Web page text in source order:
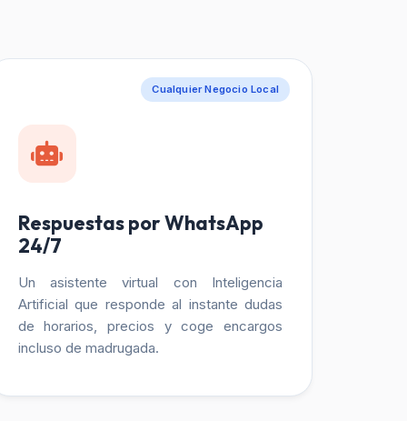
Cualquier Negocio Local
Respuestas por WhatsApp
24/7
Un asistente virtual con Inteligencia
Artificial que responde al instante dudas
de horarios, precios y coge encargos
incluso de madrugada.